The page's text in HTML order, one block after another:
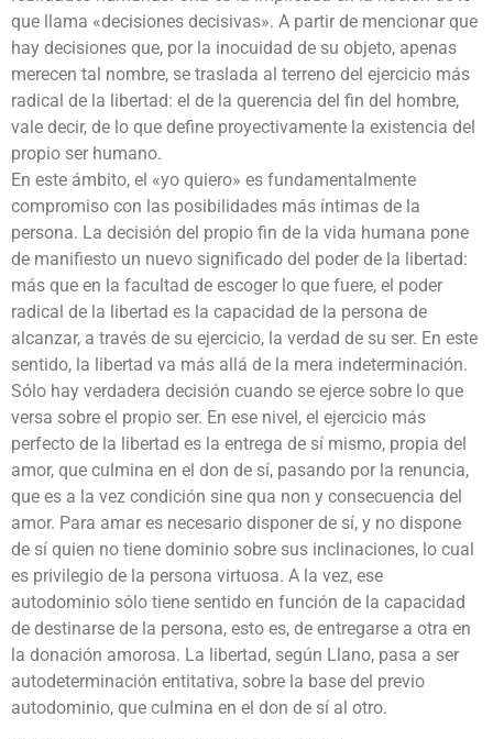
que llama «decisiones decisivas». A partir de mencionar que
hay decisiones que, por la inocuidad de su objeto, apenas
merecen tal nombre, se traslada al terreno del ejercicio más
radical de la libertad: el de la querencia del fin del hombre,
vale decir, de lo que define proyectivamente la existencia del
propio ser humano.
En este ámbito, el «yo quiero» es fundamentalmente
compromiso con las posibilidades más íntimas de la
persona. La decisión del propio fin de la vida humana pone
de manifiesto un nuevo significado del poder de la libertad:
más que en la facultad de escoger lo que fuere, el poder
radical de la libertad es la capacidad de la persona de
alcanzar, a través de su ejercicio, la verdad de su ser. En este
sentido, la libertad va más allá de la mera indeterminación.
Sólo hay verdadera decisión cuando se ejerce sobre lo que
versa sobre el propio ser. En ese nivel, el ejercicio más
perfecto de la libertad es la entrega de sí mismo, propia del
amor, que culmina en el don de sí, pasando por la renuncia,
que es a la vez condición sine qua non y consecuencia del
amor. Para amar es necesario disponer de sí, y no dispone
de sí quien no tiene dominio sobre sus inclinaciones, lo cual
es privilegio de la persona virtuosa. A la vez, ese
autodominio sólo tiene sentido en función de la capacidad
de destinarse de la persona, esto es, de entregarse a otra en
la donación amorosa. La libertad, según Llano, pasa a ser
autodeterminación entitativa, sobre la base del previo
autodominio, que culmina en el don de sí al otro.